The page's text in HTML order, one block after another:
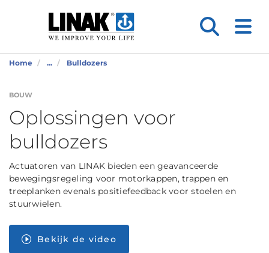
Home ... Bulldozers
BOUW
Oplossingen voor
bulldozers
Actuatoren van LINAK bieden een geavanceerde
bewegingsregeling voor motorkappen, trappen en
treeplanken evenals positiefeedback voor stoelen en
stuurwielen.
Bekijk de video